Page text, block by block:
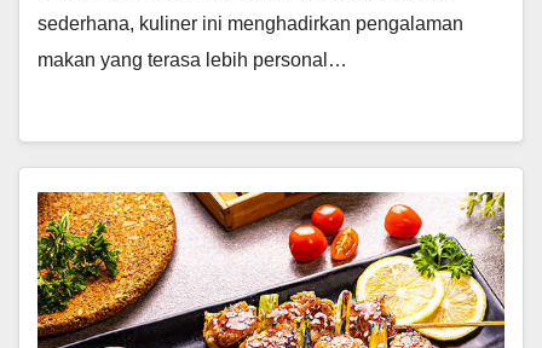
sederhana, kuliner ini menghadirkan pengalaman
makan yang terasa lebih personal…